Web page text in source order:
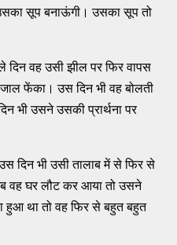
सूप बनाऊंगी। उसका सूप तो
वह उसी झील पर फिर वापस
फेंका। उस दिन भी वह बोलती
भी उसने उसकी प्रार्थना पर
दिन भी उसी तालाब में से फिर से
वह घर लौट कर आया तो उसने
हुआ था तो वह फिर से बहुत बहुत